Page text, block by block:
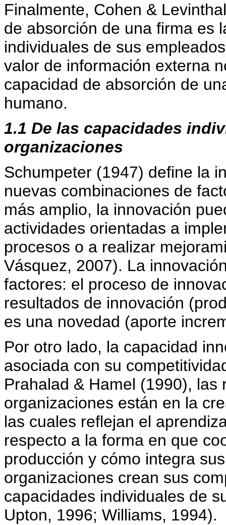
Finalmente, Cohen &
de absorción de una firma es
individuales de sus
valor de información externa
capacidad de absorción de
humano.
1.1 De las capacidades
organizaciones
Schumpeter (1947) define la
nuevas combinaciones de
más amplio, la innovación
actividades orientadas a
procesos o a realizar
Vásquez, 2007). La
factores: el proceso de
resultados de innovación
es una novedad (aporte
Por otro lado, la capacidad
asociada con su
Prahalad & Hamel (1990),
organizaciones están en la
las cuales reflejan el
respecto a la forma en que
producción y cómo integra
organizaciones crean sus
capacidades individuales de
Upton, 1996; Williams, 1994).